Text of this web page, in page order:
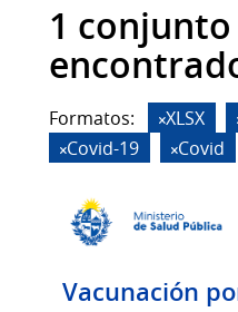
1
Formatos: XLSX
Covid-19
Covid
Vacunación